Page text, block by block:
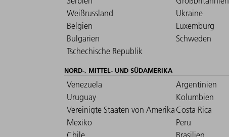
Weißrussland
Ukraine
Belgien
Luxemburg
Bulgarien
Schweden
Tschechische Republik
NORD-, MITTEL- UND SÜDAMERIKA
Venezuela
Argentinien
Uruguay
Kolumbien
Vereinigte Staaten von Amerika Costa Rica
Mexiko
Peru